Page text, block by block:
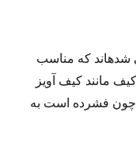
شده­اند که مناسب
مانند کیف آویز
چون فشرده است به